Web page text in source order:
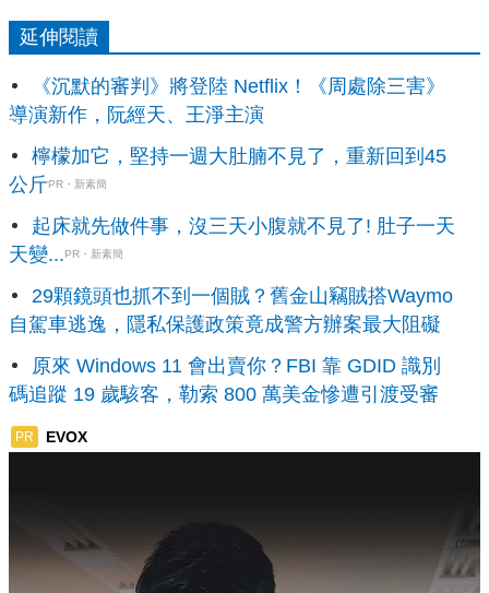
延伸閱讀
《沉默的審判》將登陸 Netflix！《周處除三害》
導演新作，阮經天、王淨主演
檸檬加它，堅持一週大肚腩不見了，重新回到45
公斤PR・新素簡
起床就先做件事，沒三天小腹就不見了! 肚子一天
天變... PR・新素簡
29顆鏡頭也抓不到一個賊？舊金山竊賊搭Waymo
自駕車逃逸，隱私保護政策竟成警方辦案最大阻礙
原來 Windows 11 會出賣你？FBI 靠 GDID 識別
碼追蹤 19 歲駭客，勒索 800 萬美金慘遭引渡受審
PR EVOX